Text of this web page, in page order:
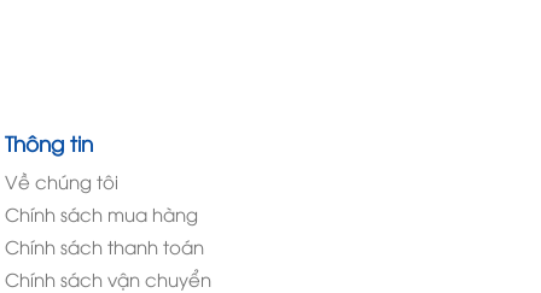
Thông tin
Về chúng tôi
Chính sách mua hàng
Chính sách thanh toán
Chính sách vận chuyển